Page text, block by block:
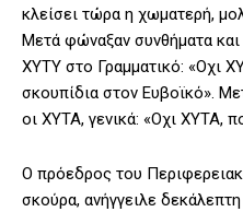
κλείσει τώρα η χωματερή,
Μετά φώναξαν συνθήματα και
ΧΥΤΥ στο Γραμματικό: «Οχι
σκουπίδια στον Ευβοϊκό».
οι ΧΥΤΑ, γενικά: «Οχι ΧΥΤΑ,
Ο πρόεδρος του
σκούρα, ανήγγειλε